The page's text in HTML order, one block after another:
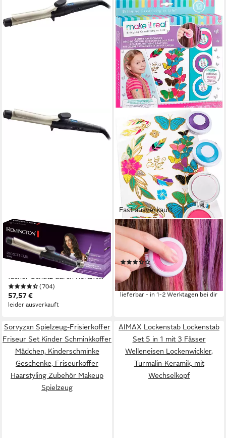
REMINGTON
Lockenstab Pro Soft Curl
CI6325, Keramik-Turmalin-
Beschichtung, 25 mm, 4-
facher Schutz durch Keramik-
Turmalin-Beschichtung
(704)
57,57 €
leider ausverkauft
Fast ausverkauft
MAKE IT REAL
Kreativset Bunter
Haarschmuck
(2)
9,84 € UVP12,99 €
-24%
lieferbar - in 1-2 Werktagen bei dir
Sorvyzxn Spielzeug-Frisierkoffer
Friseur Set Kinder Schminkkoffer
Mädchen, Kinderschminke
Geschenke, Friseurkoffer
Haarstyling Zubehör Makeup
Spielzeug
AIMAX Lockenstab Lockenstab
Set 5 in 1 mit 3 Fässer
Welleneisen Lockenwickler,
Turmalin-Keramik, mit
Wechselkopf